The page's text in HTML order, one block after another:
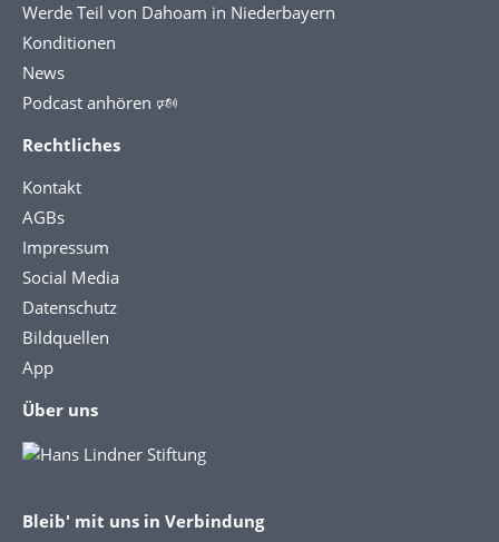
Werde Teil von Dahoam in Niederbayern
Konditionen
News
Podcast anhören 🕬
Rechtliches
Kontakt
AGBs
Impressum
Social Media
Datenschutz
Bildquellen
App
Über uns
Bleib' mit uns in Verbindung